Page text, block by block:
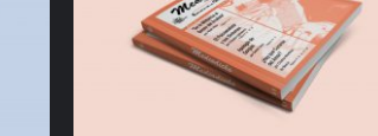
AÑADIR AL CARRITO / DETALLES